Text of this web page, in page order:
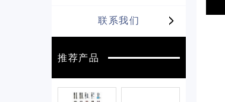
联系我们
推荐产品